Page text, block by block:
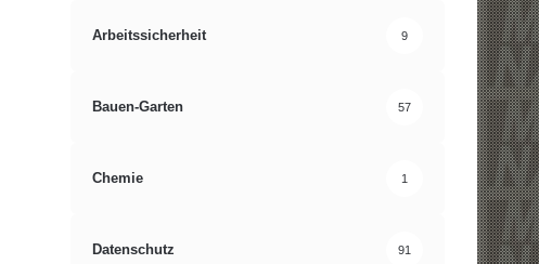
Arbeitssicherheit 9
Bauen-Garten 57
Chemie 1
Datenschutz 91